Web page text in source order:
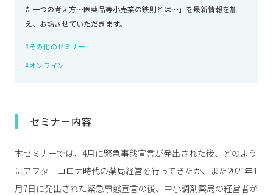
た一つの考え方～医薬品等小売業の鉄則とは～」を最新情報を加
え、お話させていただきます。
#その他のセミナー
#オンライン
セミナー内容
本セミナーでは、4月に緊急事態宣言が発出された後、どのよう
にアフターコロナ時代の薬局経営を行ってきたか、また2021年1
月7日に発出された緊急事態宣言の後、中小調剤薬局の経営者が